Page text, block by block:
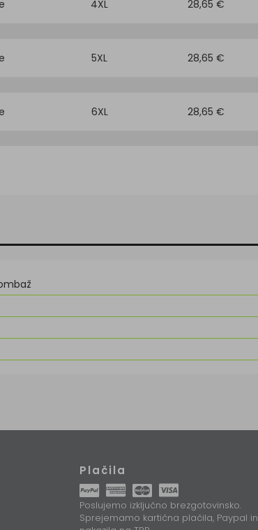
4XL 28,65 €
5XL 28,65 €
6XL 28,65 €
Plačila
Poslujemo izključno brezgotovinsko.
Sprejemamo kartična plačila, Paypal in